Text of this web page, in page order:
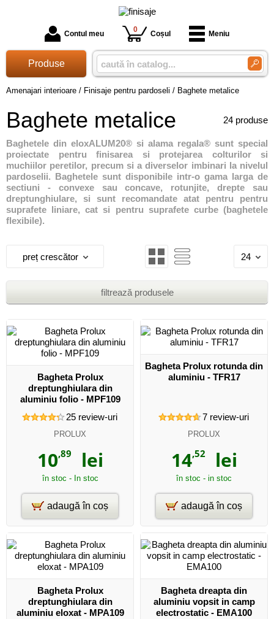
Contul meu 0 Coșul Meniu
Produse
Amenajari interioare / Finisaje pentru pardoseli / Baghete metalice
Baghete metalice 24 produse
Baghetele din eloxALUM20® si alama regala® sunt special
proiectate pentru finisarea si protejarea colturilor si
muchiilor peretilor, precum si a diverselor imbinari la nivelul
pardoselii. Baghetele sunt disponibile intr-o gama larga de
sectiuni - convexe sau concave, rotunjite, drepte sau
dreptunghiulare, si sunt recomandate atat pentru pentru
suprafete liniare, cat si pentru suprafete curbe (baghetele
flexibile).
preț crescător 24
filtrează produsele
Bagheta Prolux
dreptunghiulara din
aluminiu folio - MPF109
25review-uri
PROLUX
10,89 lei
în stoc - In stoc
adaugă în coș
Bagheta Prolux rotunda din
aluminiu - TFR17
7review-uri
PROLUX
14,52lei
în stoc - in stoc
adaugă în coș
Bagheta Prolux
dreptunghiulara din
aluminiu eloxat - MPA109
Bagheta dreapta din
aluminiu vopsit in camp
electrostatic - EMA100